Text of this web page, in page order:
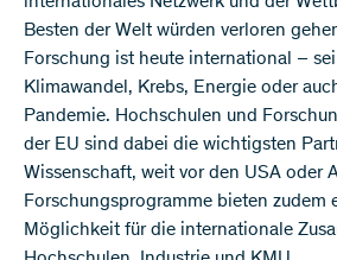
Besten der Welt würden verloren
Forschung ist heute international –
Klimawandel, Krebs, Energie oder
Pandemie. Hochschulen und
der EU sind dabei die wichtigsten
Wissenschaft, weit vor den USA oder
Forschungsprogramme bieten zudem
Möglichkeit für die internationale